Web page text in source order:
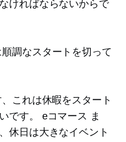
ければならないからで
調なスタートを切って
これは休暇をスタート
です。 eコマース ま
休日は大きなイベント